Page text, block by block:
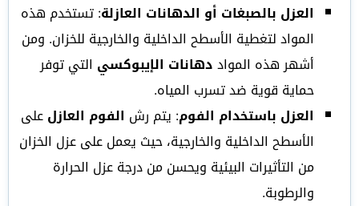
العزل بالصبغات أو الدهانات العازلة: تستخدم هذه
المواد لتغطية الأسطح الداخلية والخارجية للخزان. ومن
أشهر هذه المواددهانات الإيبوكسي التي توفر
حماية قوية ضد تسرب المياه.
العزل باستخدام الفوم: يتم رش الفوم العازلعلى
الأسطح الداخلية والخارجية، حيث يعمل على عزل الخزان
من التأثيرات البيئية ويحسن من درجة عزل الحرارة
والرطوبة.